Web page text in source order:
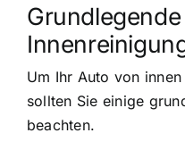
Um Ihr Auto von
sollten Sie einige
beachten.